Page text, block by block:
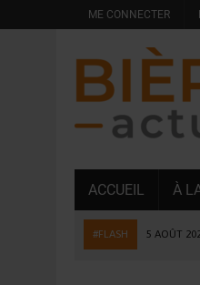
ME CONNECTER
ACCUEIL À
#FLASH 5 AOÛT